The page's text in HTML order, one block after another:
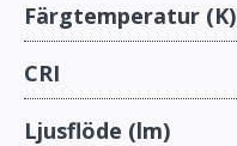
Färgtemperatur (K)
CRI
Ljusflöde (lm)